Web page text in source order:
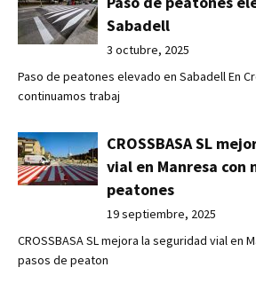
Sabadell
3 octubre, 2025
Paso de peatones elevado en Sabadell En
continuamos trabaj
CROSSBASA SL
vial en Manresa con
peatones
19 septiembre, 2025
CROSSBASA SL mejora la seguridad vial en
pasos de peaton